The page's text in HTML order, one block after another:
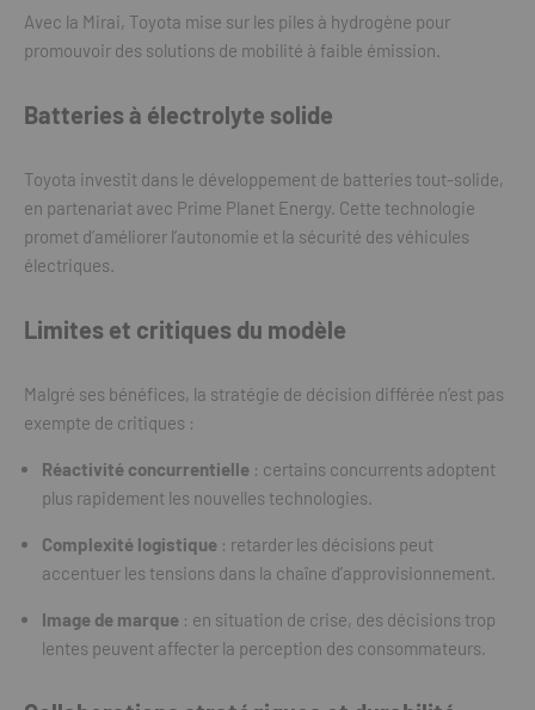
Avec la Mirai, Toyota mise sur les piles à hydrogène pour
promouvoir des solutions de mobilité à faible émission.
Batteries à électrolyte solide
Toyota investit dans le développement de batteries tout-solide,
en partenariat avec Prime Planet Energy. Cette technologie
promet d’améliorer l’autonomie et la sécurité des véhicules
électriques.
Limites et critiques du modèle
Malgré ses bénéfices, la stratégie de décision différée n’est pas
exempte de critiques :
Réactivité concurrentielle : certains concurrents adoptent
plus rapidement les nouvelles technologies.
Complexité logistique : retarder les décisions peut
accentuer les tensions dans la chaîne d’approvisionnement.
Image de marque : en situation de crise, des décisions trop
lentes peuvent affecter la perception des consommateurs.